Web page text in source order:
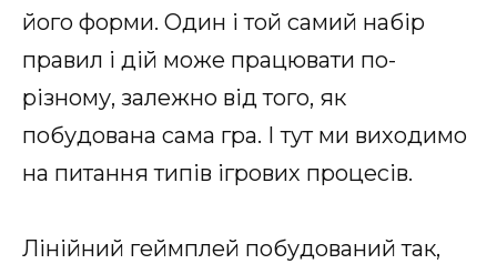
його форми. Один і той самий набір
правил і дій може працювати по-
різному, залежно від того, як
побудована сама гра. І тут ми виходимо
на питання типів ігрових процесів.
Лінійний геймплей побудований так,